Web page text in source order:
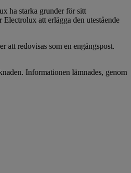
ha starka grunder för sitt
att erlägga den utestående
att redovisas som en engångspost.
Informationen lämnades, genom